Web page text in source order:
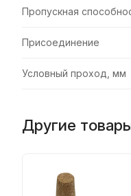
Пропускная
Присоединение
Условный проход, мм
Другие